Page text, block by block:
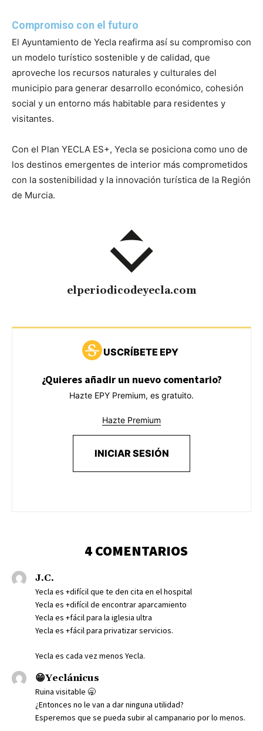
Compromiso con el futuro
El Ayuntamiento de Yecla reafirma así su compromiso con
un modelo turístico sostenible y de calidad, que
aproveche los recursos naturales y culturales del
municipio para generar desarrollo económico, cohesión
social y un entorno más habitable para residentes y
visitantes.
Con el Plan YECLA ES+, Yecla se posiciona como uno de
los destinos emergentes de interior más comprometidos
con la sostenibilidad y la innovación turística de la Región
de Murcia.
elperiodicodeyecla.com
USCRÍBETE EPY
¿Quieres añadir un nuevo comentario?
Hazte EPY Premium, es gratuito.
Hazte Premium
INICIAR SESIÓN
4 COMENTARIOS
J.C.
Yecla es +difícil que te den cita en el hospital
Yecla es +difícil de encontrar aparcamiento
Yecla es +fácil para la iglesia ultra
Yecla es +fácil para privatizar servicios.
Yecla es cada vez menos Yecla.
😁Yeclánicus
Ruina visitable 🥱
¿Entonces no le van a dar ninguna utilidad?
Esperemos que se pueda subir al campanario por lo menos.